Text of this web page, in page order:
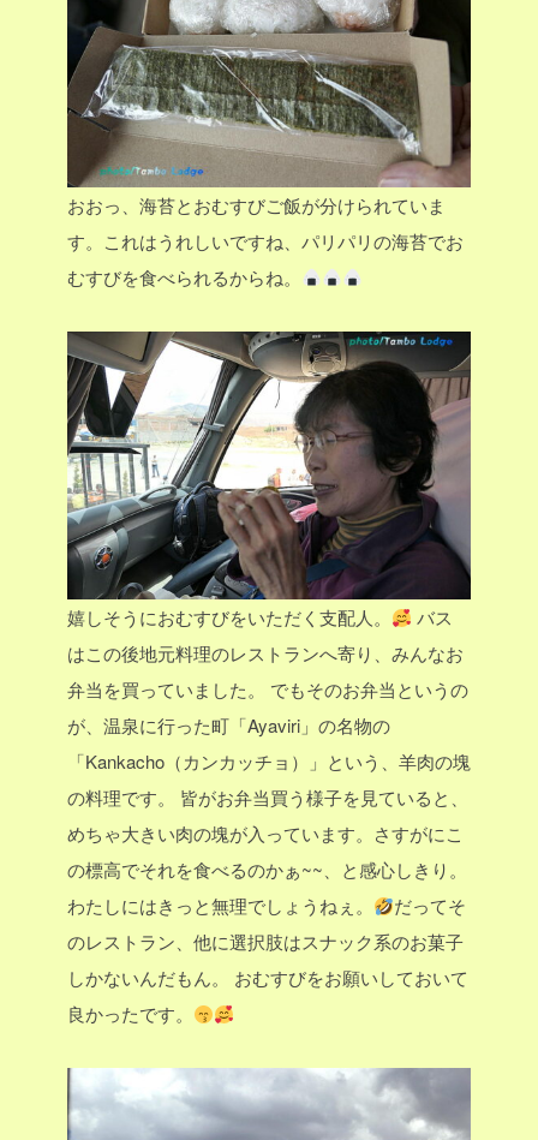
おおっ、海苔とおむすびご飯が分けられていま
す。これはうれしいですね、パリパリの海苔でお
むすびを食べられるからね。
嬉しそうにおむすびをいただく支配人。
バス
はこの後地元料理のレストランへ寄り、みんなお
弁当を買っていました。
でもそのお弁当というの
が、温泉に行った町「Ayaviri」の名物の
「Kankacho（カンカッチョ）」という、羊肉の塊
の料理です。
皆がお弁当買う様子を見ていると、
めちゃ大きい肉の塊が入っています。さすがにこ
の標高でそれを食べるのかぁ~~、と感心しきり。
わたしにはきっと無理でしょうねぇ。
だってそ
のレストラン、他に選択肢はスナック系のお菓子
しかないんだもん。
おむすびをお願いしておいて
良かったです。